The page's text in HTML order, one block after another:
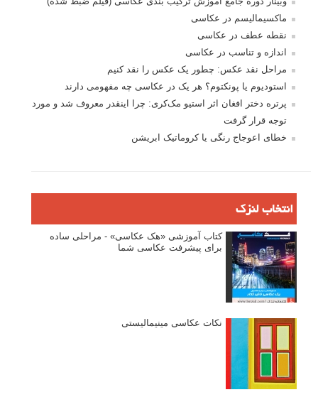
ماکسیمالیسم در عکاسی
نقطه عطف در عکاسی
اندازه و تناسب در عکاسی
مراحل نقد عکس: چطور یک عکس را نقد کنیم
استودیوم یا پونکتوم؟ هر یک در عکاسی چه مفهومی دارند
پرتره دختر افغان اثر استیو مک‌کری: چرا اینقدر معروف شد و مورد
توجه قرار گرفت
خطای اعوجاج رنگی یا کروماتیک ابریشن
انتخاب لنزک
کتاب آموزشی «هک عکاسی» - مراحلی ساده
برای پیشرفت عکاسی شما
نکات عکاسی مینیمالیستی